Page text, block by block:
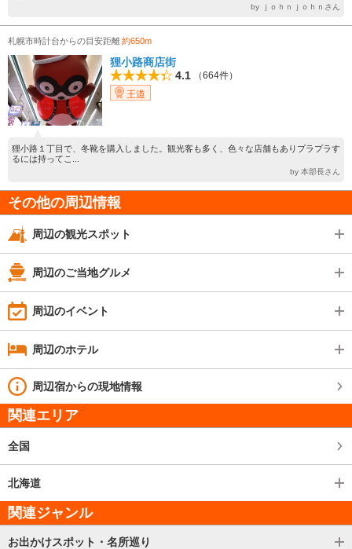
by ｊｏｈｎｊｏｈｎさん
札幌市時計台からの目安距離約650m
狸小路商店街
4.1
（664件）
王道
狸小路１丁目で、冬靴を購入しました。観光客も多く、色々な店舗もありプラプラす
るには持ってこ...
by 本部長さん
その他の周辺情報
周辺の観光スポット
周辺のご当地グルメ
周辺のイベント
周辺のホテル
周辺宿からの現地情報
関連エリア
全国
北海道
関連ジャンル
お出かけスポット・名所巡り